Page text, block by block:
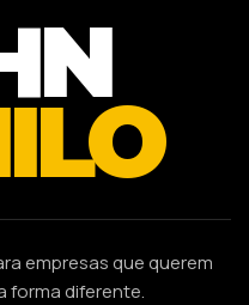
empresas que querem
forma diferente.